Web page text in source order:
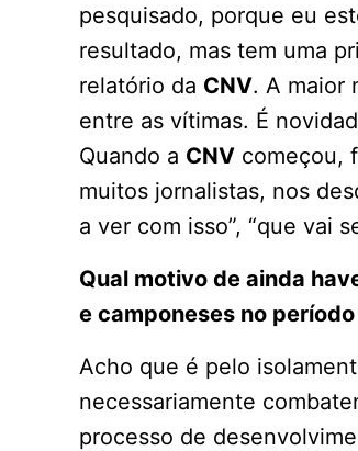
pesquisado, porque eu
resultado, mas tem uma
relatório da CNV. A maior
entre as vítimas. É
Quando a CNV começou,
muitos jornalistas, nos
a ver com isso”, “que vai
Qual motivo de ainda
e camponeses no
Acho que é pelo
necessariamente
processo de